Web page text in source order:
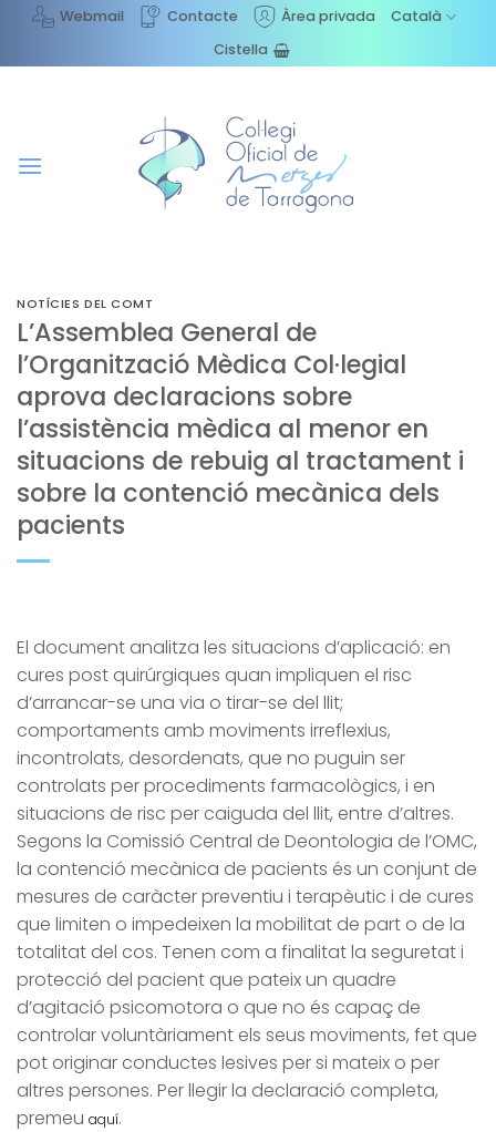
content
Webmail Contacte Àrea privada
Català
Cistella
NOTÍCIES DEL COMT
L’Assemblea General de
l’Organització Mèdica Col·legial
aprova declaracions sobre
l’assistència mèdica al menor en
situacions de rebuig al tractament i
sobre la contenció mecànica dels
pacients
El document analitza les situacions d’aplicació: en
cures post quirúrgiques quan impliquen el risc
d’arrancar-se una via o tirar-se del llit;
comportaments amb moviments irreflexius,
incontrolats, desordenats, que no puguin ser
controlats per procediments farmacològics, i en
situacions de risc per caiguda del llit, entre d’altres.
Segons la Comissió Central de Deontologia de l’OMC,
la contenció mecànica de pacients és un conjunt de
mesures de caràcter preventiu i terapèutic i de cures
que limiten o impedeixen la mobilitat de part o de la
totalitat del cos. Tenen com a finalitat la seguretat i
protecció del pacient que pateix un quadre
d’agitació psicomotora o que no és capaç de
controlar voluntàriament els seus moviments, fet que
pot originar conductes lesives per si mateix o per
altres persones. Per llegir la declaració completa,
premeu aquí.